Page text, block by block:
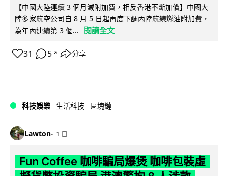
【中國大陸連續 3 個月減附加費，相反香港不斷加價】中國大
陸多家航空公司自 8 月 5 日起再度下調內陸航線燃油附加費，
為年內連續第 3 個...
閱讀全文
31 5 ↗ 分享
科技娛樂 生活科技 區塊鏈
Lawton 1 日
Fun Coffee 咖啡騙局爆煲 咖啡包裝虛